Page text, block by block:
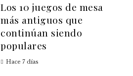
Los 10 juegos de mesa
más antiguos que
continúan siendo
populares
Hace 7 días